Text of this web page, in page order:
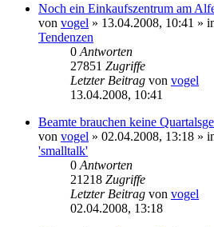
Noch ein Einkaufszentrum am
von vogel » 13.04.2008, 10:41 »
Tendenzen
0 Antworten
27851 Zugriffe
Letzter Beitrag von vogel
13.04.2008, 10:41
Beamte brauchen keine
von vogel » 02.04.2008, 13:18 »
'smalltalk'
0 Antworten
21218 Zugriffe
Letzter Beitrag von vogel
02.04.2008, 13:18